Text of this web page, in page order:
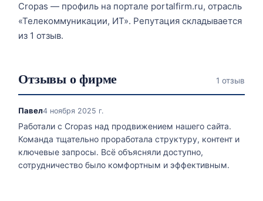
Cropas — профиль на портале portalfirm.ru, отрасль
«Телекоммуникации, ИТ». Репутация складывается
из 1 отзыв.
Отзывы о фирме 1 отзыв
Павел4 ноября 2025 г.
Работали с Cropas над продвижением нашего сайта.
Команда тщательно проработала структуру, контент и
ключевые запросы. Всё объясняли доступно,
сотрудничество было комфортным и эффективным.